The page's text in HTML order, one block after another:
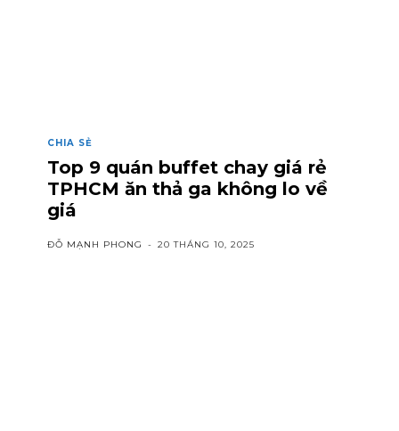
CHIA SẺ
Top 9 quán buffet chay giá rẻ
TPHCM ăn thả ga không lo về
giá
ĐỖ MẠNH PHONG - 20 THÁNG 10, 2025